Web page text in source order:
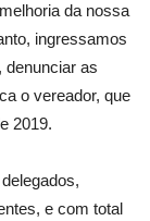
da nossa
ingressamos
denunciar as
o vereador, que
2019.
e com total